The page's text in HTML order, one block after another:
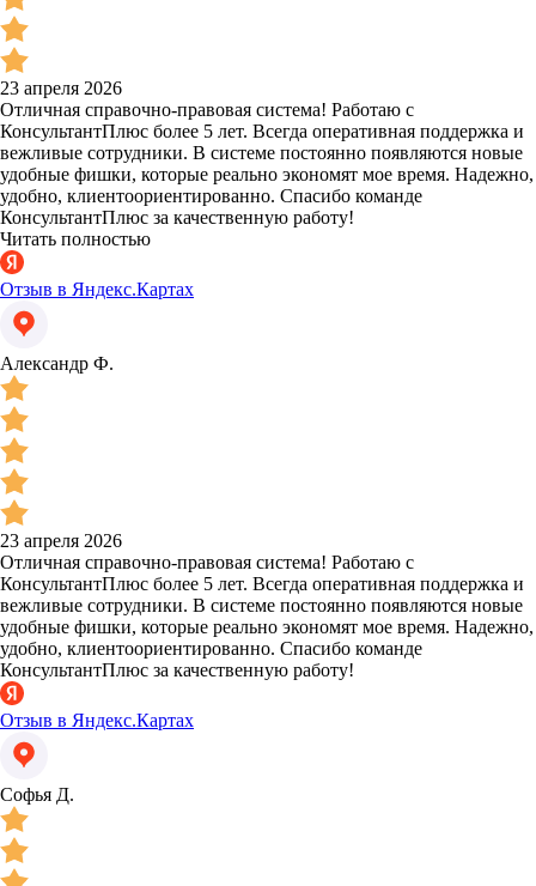
23 апреля 2026
Отличная справочно-правовая система! Работаю с
КонсультантПлюс более 5 лет. Всегда оперативная поддержка и
вежливые сотрудники. В системе постоянно появляются новые
удобные фишки, которые реально экономят мое время. Надежно,
удобно, клиентоориентированно. Спасибо команде
КонсультантПлюс за качественную работу!
Читать полностью
Отзыв в Яндекс.Картах
Александр Ф.
23 апреля 2026
Отличная справочно-правовая система! Работаю с
КонсультантПлюс более 5 лет. Всегда оперативная поддержка и
вежливые сотрудники. В системе постоянно появляются новые
удобные фишки, которые реально экономят мое время. Надежно,
удобно, клиентоориентированно. Спасибо команде
КонсультантПлюс за качественную работу!
Отзыв в Яндекс.Картах
Софья Д.